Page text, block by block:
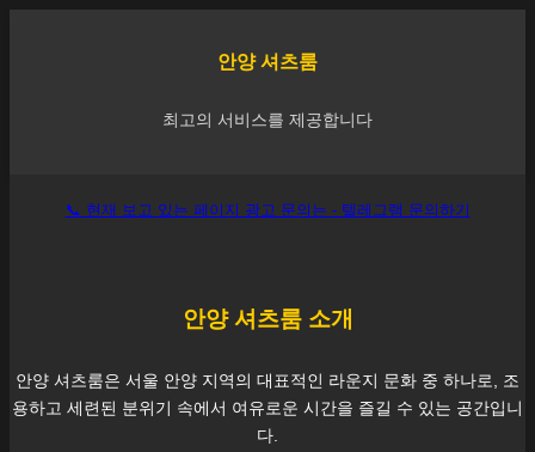
안양 셔츠룸
최고의 서비스를 제공합니다
📞 현재 보고 있는 페이지 광고 문의는 - 텔레그램 문의하기
안양셔츠룸 소개
안양 셔츠룸은 서울 안양 지역의 대표적인 라운지 문화 중 하나로, 조
용하고 세련된 분위기 속에서 여유로운 시간을 즐길 수 있는 공간입니
다.